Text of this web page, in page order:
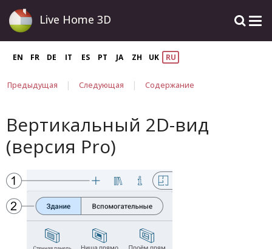
Live Home 3D
EN FR DE IT ES PT JA ZH UK RU
Предыдущая | Следующая | Содержание
Вертикальный 2D-вид
(версия Pro)